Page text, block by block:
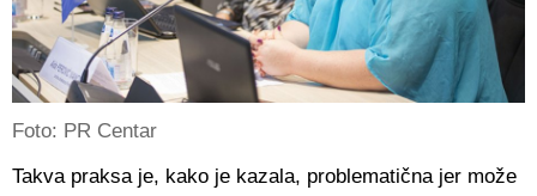
Foto: PR Centar
Takva praksa je, kako je kazala, problematična jer može